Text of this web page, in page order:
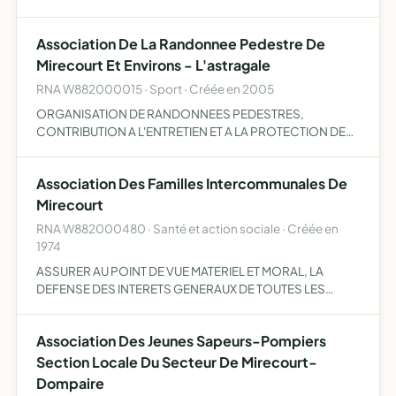
Association De La Randonnee Pedestre De
Mirecourt Et Environs - L'astragale
RNA W882000015 · Sport · Créée en 2005
ORGANISATION DE RANDONNEES PEDESTRES,
CONTRIBUTION A L'ENTRETIEN ET A LA PROTECTION DES
MANIFESTATIONS ET, EN GENERAL, TOUT EXERCICE ET
TOUTE I…
Association Des Familles Intercommunales De
Mirecourt
RNA W882000480 · Santé et action sociale · Créée en
1974
ASSURER AU POINT DE VUE MATERIEL ET MORAL, LA
DEFENSE DES INTERETS GENERAUX DE TOUTES LES
OU ADOPTIVE, - DES MENAGES SA…
Association Des Jeunes Sapeurs-Pompiers
Section Locale Du Secteur De Mirecourt-
Dompaire